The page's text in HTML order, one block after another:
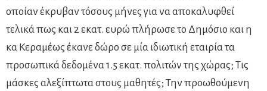
οποίαν έκρυβαν τόσους μήνες για να αποκαλυφθεί
τελικά πως και 2 εκατ. ευρώ πλήρωσε το Δημόσιο και η
κα Κεραμέως έκανε δώρο σε μία ιδιωτική εταιρία τα
προσωπικά δεδομένα 1.5 εκατ. πολιτών της χώρας; Τις
μάσκες αλεξίπτωτα στους μαθητές; Την προωθούμενη